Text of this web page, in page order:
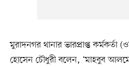
মুরাদনগর থানার ভারপ্রাপ্ত
হোসেন চৌধুরী বলেন, ‘মাহবুব